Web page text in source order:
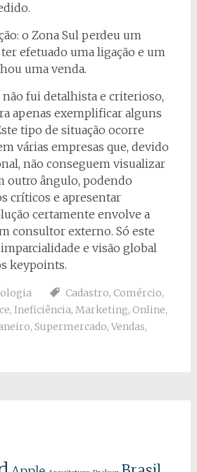
o Zona Sul perdeu um
efetuado uma ligação e um
uma venda.
fui detalhista e criterioso,
apenas exemplificar alguns
tipo de situação ocorre
várias empresas que, devido
não conseguem visualizar
outro ângulo, podendo
críticos e apresentar
certamente envolve a
consultor externo. Só este
e visão global
keypoints.
Cadastro, Comércio,
, Ineficiência, Marketing, Online,
, Supermercado, Vendas,